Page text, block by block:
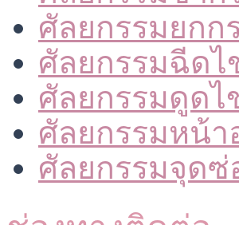
ศัลยกรรมยกก
ศัลยกรรมฉีด
ศัลยกรรมดูด
ศัลยกรรมหน้า
ศัลยกรรมจุดซ่